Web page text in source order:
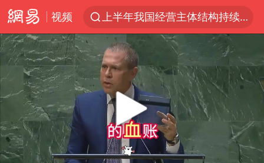
视频
上半年我国经营主体结构持续优化
上海暴雨红色预警
上海：5号线16号线浦江线全线停运
《披荆斩棘2026》阵容官宣
白海豚北上或致京津冀暴雨
国足U17与阿森纳决赛取消 并列冠军
上海有出现龙卷潜势